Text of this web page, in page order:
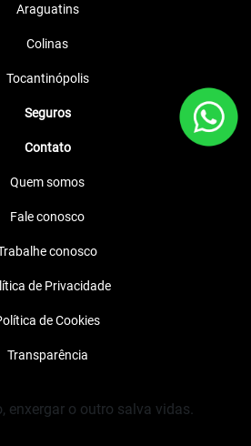
Araguatins
Colinas
Tocantinópolis
Seguros
Contato
Quem somos
Fale conosco
conosco
de Privacidade
de Cookies
Transparência
enxergar o outro salva vidas.